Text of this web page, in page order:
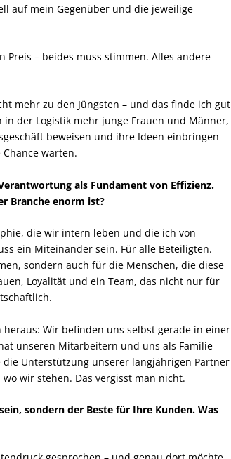
auf mein Gegenüber und die jeweilige
Preis – beides muss stimmen. Alles andere
mehr zu den Jüngsten – und das finde ich gut
der Logistik mehr junge Frauen und Männer,
beweisen und ihre Ideen einbringen
warten.
als Fundament von Effizienz.
Branche enorm ist?
die wir intern leben und die ich von
ein Miteinander sein. Für alle Beteiligten.
sondern auch für die Menschen, die diese
Loyalität und ein Team, das nicht nur für
Wir befinden uns selbst gerade in einer
unseren Mitarbeitern und uns als Familie
Unterstützung unserer langjährigen Partner
wir stehen. Das vergisst man nicht.
sondern der Beste für Ihre Kunden. Was